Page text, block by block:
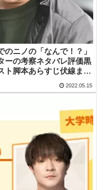
のニノの「なんで！？」
ーの考察ネタバレ評価黒
ト脚本あらすじ伏線まと
2022.05.15